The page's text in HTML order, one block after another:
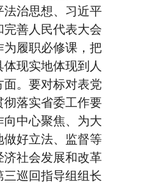
治思想、习近平
善人民代表大会
履职必修课，把
现实地体现到人
。要对标对表党
彻落实省委工作要
中心聚焦、为大
做好立法、监督等
社会发展和改革
巡回指导组组长